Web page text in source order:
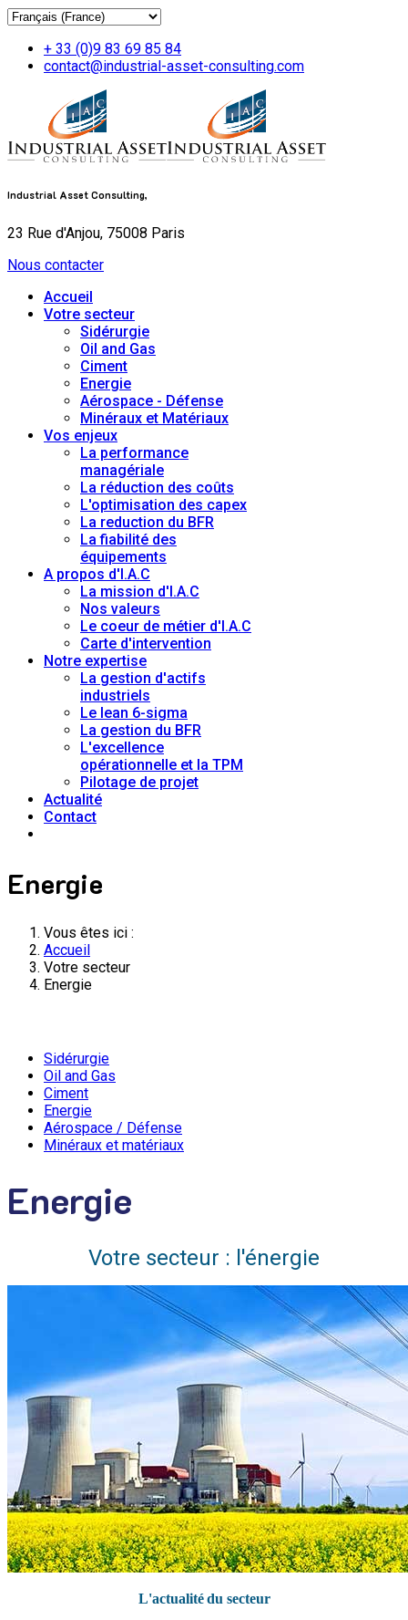
+ 33 (0)9 83 69 85 84
contact@industrial-asset-consulting.com
Industrial Asset Consulting,
23 Rue d'Anjou, 75008 Paris
Nous contacter
Accueil
Votre secteur
Sidérurgie
Oil and Gas
Ciment
Energie
Aérospace - Défense
Minéraux et Matériaux
Vos enjeux
La performance
managériale
La réduction des coûts
L'optimisation des capex
La reduction du BFR
La fiabilité des
équipements
A propos d'I.A.C
La mission d'I.A.C
Nos valeurs
Le coeur de métier d'I.A.C
Carte d'intervention
Notre expertise
La gestion d'actifs
industriels
Le lean 6-sigma
La gestion du BFR
L'excellence
opérationnelle et la TPM
Pilotage de projet
Actualité
Contact
Energie
Vous êtes ici :
Accueil
Votre secteur
Energie
Sidérurgie
Oil and Gas
Ciment
Energie
Aérospace / Défense
Minéraux et matériaux
Energie
Votre secteur : l'énergie
L'actualité du secteur